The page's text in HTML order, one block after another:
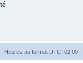
Heures au format UTC+02:00